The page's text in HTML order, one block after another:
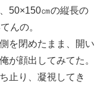
50×150㎝の縦長の
んの。
を閉めたまま、開い
が顔出してみてた。
止り、凝視してき